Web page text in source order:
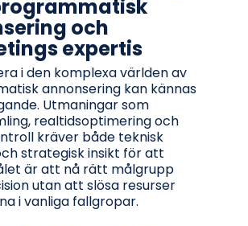
och
expertis
i den komplexa världen av
annonsering kan kännas
Utmaningar som
realtidsoptimering och
kräver både teknisk
strategisk insikt för att
är att nå rätt målgrupp
utan att slösa resurser
i vanliga fallgropar.